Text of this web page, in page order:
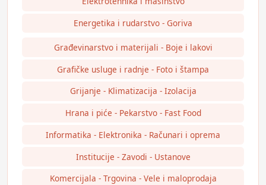
Energetika i rudarstvo - Goriva
Građevinarstvo i materijali - Boje i lakovi
Grafičke usluge i radnje - Foto i štampa
Grijanje - Klimatizacija - Izolacija
Hrana i piće - Pekarstvo - Fast Food
Informatika - Elektronika - Računari i oprema
Institucije - Zavodi - Ustanove
Komercijala - Trgovina - Vele i maloprodaja